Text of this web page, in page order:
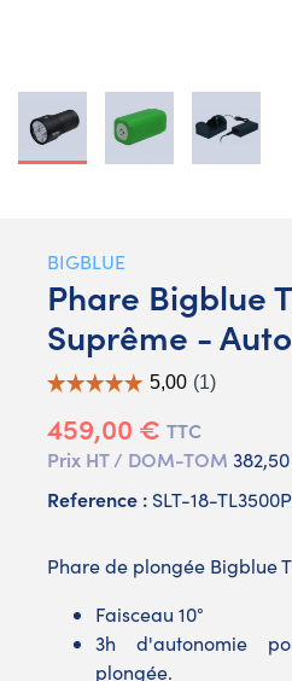
BIGBLUE
Phare Bigblue
Suprême -
459,00 € TTC
Prix HT / DOM-TOM
Reference : SLT-18-
Phare de plongée Bigblue
Faisceau 10°
3h d'autonomie
plongée.